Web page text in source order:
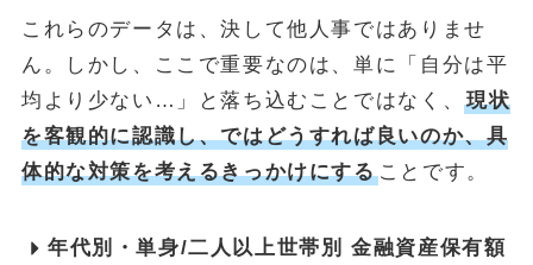
これらのデータは、決して他人事ではありませ
ん。しかし、ここで重要なのは、単に「自分は平
均より少ない…」と落ち込むことではなく、現状
を客観的に認識し、ではどうすれば良いのか、具
体的な対策を考えるきっかけにすることです。
年代別・単身/二人以上世帯別 金融資産保有額